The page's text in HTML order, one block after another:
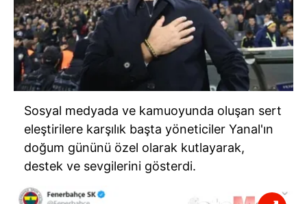
ilgili mevzuata uygun olarak kullanılan çerezlerle ilgili bilgi
almak için lütfentıklayınız
Sosyal medyada ve kamuoyunda oluşan sert
eleştirilere karşılık başta yöneticiler Yanal'ın
doğum gününü özel olarak kutlayarak,
destek ve sevgilerini gösterdi.